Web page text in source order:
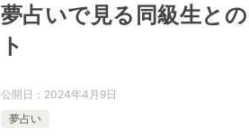
夢占いで見る同級生と
ト
公開日： 2024年4月9日
夢占い